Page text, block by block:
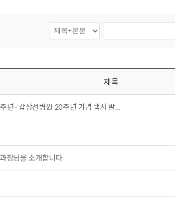
제목
년 · 갑상선병원 20주년 기념 백서 발…
장님을 소개합니다